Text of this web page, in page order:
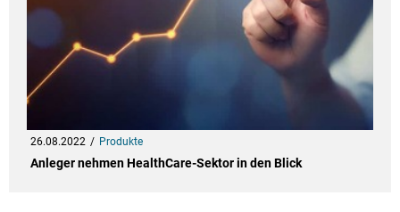
26.08.2022 Produkte
Anleger nehmen HealthCare-Sektor in den Blick